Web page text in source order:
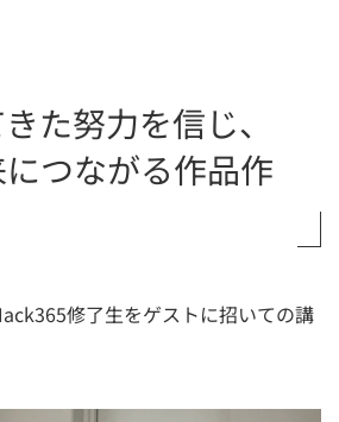
た努力を信じ、
つながる作品作
修了生をゲストに招いての講